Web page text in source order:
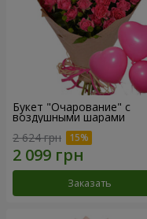
Букет "Очарование" с
воздушными шарами
2 624 грн
Заказать